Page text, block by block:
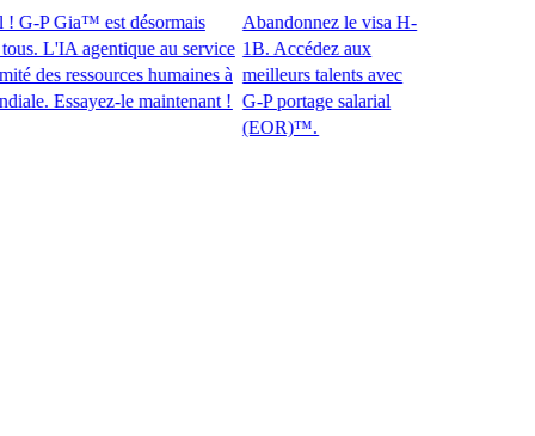
Gia™ est désormais
L'IA agentique au service
ressources humaines à
Essayez-le maintenant !​​
Abandonnez le visa H-
1B. Accédez aux
meilleurs talents avec
G-P portage salarial
(EOR)™.​​